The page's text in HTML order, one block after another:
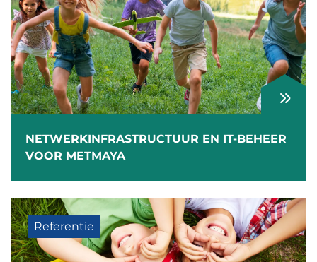
NETWERKINFRASTRUCTUUR EN IT-BEHEER
VOOR METMAYA
Referentie